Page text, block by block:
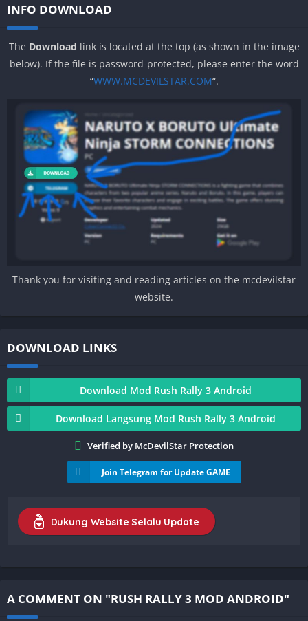
INFO DOWNLOAD
The Download link is located at the top (as shown in the image
below). If the file is password-protected, please enter the word
“WWW.MCDEVILSTAR.COM“.
Thank you for visiting and reading articles on the mcdevilstar
website.
DOWNLOAD LINKS
Download Mod Rush Rally 3 Android
Download Langsung Mod Rush Rally 3 Android
Verified by McDevilStar Protection
Join Telegram for Update GAME
Dukung Website Selalu Update
A COMMENT ON "RUSH RALLY 3 MOD ANDROID"